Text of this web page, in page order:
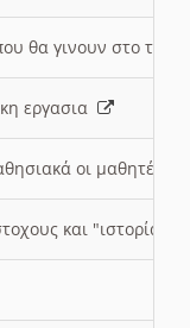
θα γινουν στο
εργασια
οι μαθητές/
και "ιστορία"